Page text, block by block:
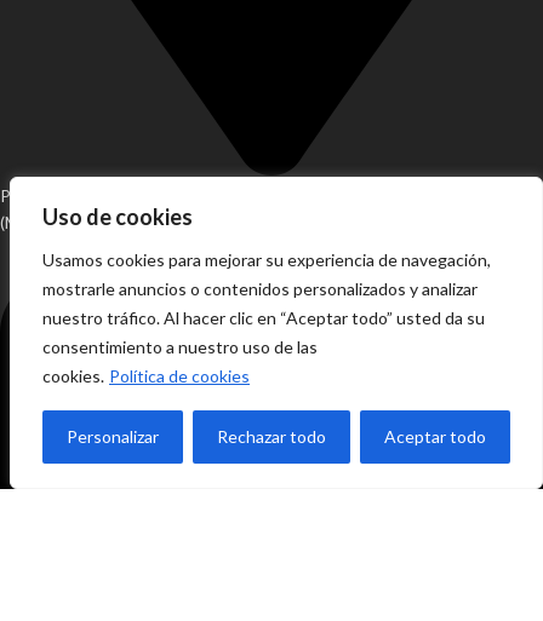
Uso de cookies
Usamos cookies para mejorar su experiencia de navegación,
mostrarle anuncios o contenidos personalizados y analizar
nuestro tráfico. Al hacer clic en “Aceptar todo” usted da su
consentimiento a nuestro uso de las
cookies. Política de cookies
Personalizar Rechazar todo Aceptar todo
Pol. Ind. Alhaurín de la Torre, Fase 2, Nave 43, T4, B43 Alh. de la Torre
(Málaga)